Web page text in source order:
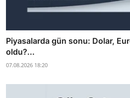
Piyasalarda gün sonu: Dolar,
oldu?...
07.08.2026 18:20